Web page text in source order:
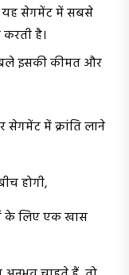
यह सेगमेंट में सबसे
है।
इसकी कीमत और
सेगमेंट में क्रांति लाने
होगी,
के लिए एक खास